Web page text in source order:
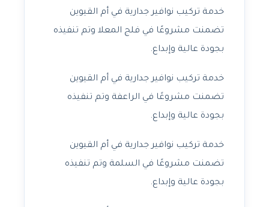
خدمة تركيب نوافير جدارية في أم القيوين
تضمنت مشروعًا في فلج المعلا وتم تنفيذه
بجودة عالية وإبداع.
خدمة تركيب نوافير جدارية في أم القيوين
تضمنت مشروعًا في الراعفة وتم تنفيذه
بجودة عالية وإبداع.
خدمة تركيب نوافير جدارية في أم القيوين
تضمنت مشروعًا في السلمة وتم تنفيذه
بجودة عالية وإبداع.